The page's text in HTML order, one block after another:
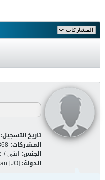
تاريخ التسجيل:
المشاركات:
الجنس: انثى / Female
الدولة: [JO]